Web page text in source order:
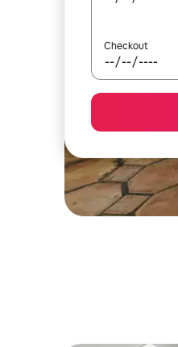
Checkout